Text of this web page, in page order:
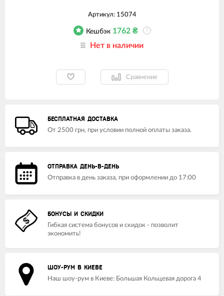
Артикул: 15074
Кешбэк 1762₴ ?
Нет в наличии
Сравнение
БЕСПЛАТНАЯ ДОСТАВКА
От 2500 грн, при условии полной оплаты заказа.
ОТПРАВКА ДЕНЬ-В-ДЕНЬ
Отправка в день заказа, при оформлении до 17:00
БОНУСЫ И СКИДКИ
Гибкая система бонусов и скидок - позволит
экономить!
ШОУ-РУМ В КИЕВЕ
Наш шоу-рум в Киеве: Большая Кольцевая дорога 4